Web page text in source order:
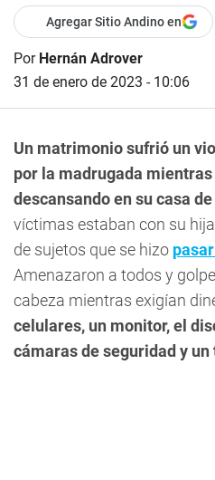
Agregar Sitio Andino en
Por Hernán Adrover
31 de enero de 2023 - 10:06
Un matrimonio sufrió un
por la madrugada
descansando en su casa
víctimas estaban con su
de sujetos que se hizo
Amenazaron a todos y
cabeza mientras exigían
celulares, un monitor, el
cámaras de seguridad y un